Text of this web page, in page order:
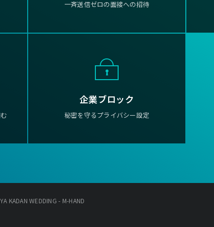
一斉送信ゼロの面接への招待
企業ブロック
秘密を守るプライバシー設定
KADAN WEDDING - M-HAND